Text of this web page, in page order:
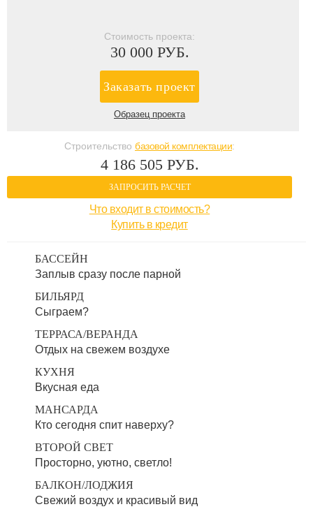
Стоимость проекта:
30 000 РУБ.
Заказать проект
Образец проекта
Строительство базовой комплектации:
4 186 505 РУБ.
ЗАПРОСИТЬ РАСЧЕТ
Что входит в стоимость?
Купить в кредит
БАССЕЙН
Заплыв сразу после парной
БИЛЬЯРД
Сыграем?
ТЕРРАСА/ВЕРАНДА
Отдых на свежем воздухе
КУХНЯ
Вкусная еда
МАНСАРДА
Кто сегодня спит наверху?
ВТОРОЙ СВЕТ
Просторно, уютно, светло!
БАЛКОН/ЛОДЖИЯ
Свежий воздух и красивый вид